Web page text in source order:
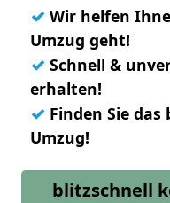
✓ Wir helfen
Umzug geht!
✓ Schnell &
erhalten!
✓ Finden Sie
Umzug!
blitzschnell